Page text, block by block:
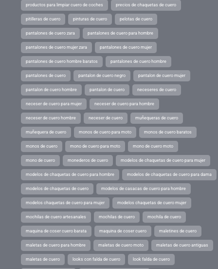
productos para limpiar cuero de coches precios de chaquetas de cuero
pitilleras de cuero pinturas de cuero pelotas de cuero
pantalones de cuero zara pantalones de cuero para hombre
pantalones de cuero mujer zara pantalones de cuero mujer
pantalones de cuero hombre baratos pantalones de cuero hombre
pantalones de cuero pantalon de cuero negro pantalon de cuero mujer
pantalon de cuero hombre pantalon de cuero neceseres de cuero
neceser de cuero para mujer neceser de cuero para hombre
neceser de cuero hombre neceser de cuero muñequeras de cuero
muñequera de cuero monos de cuero para moto monos de cuero baratos
monos de cuero mono de cuero para moto mono de cuero moto
mono de cuero monederos de cuero modelos de chaquetas de cuero para mujer
modelos de chaquetas de cuero para hombre modelos de chaquetas de cuero para dama
modelos de chaquetas de cuero modelos de casacas de cuero para hombre
modelos chaquetas de cuero para mujer modelos chaquetas de cuero mujer
mochilas de cuero artesanales mochilas de cuero mochila de cuero
maquina de coser cuero barata maquina de coser cuero maletines de cuero
maletas de cuero para hombre maletas de cuero moto maletas de cuero antiguas
maletas de cuero looks con falda de cuero look falda de cuero